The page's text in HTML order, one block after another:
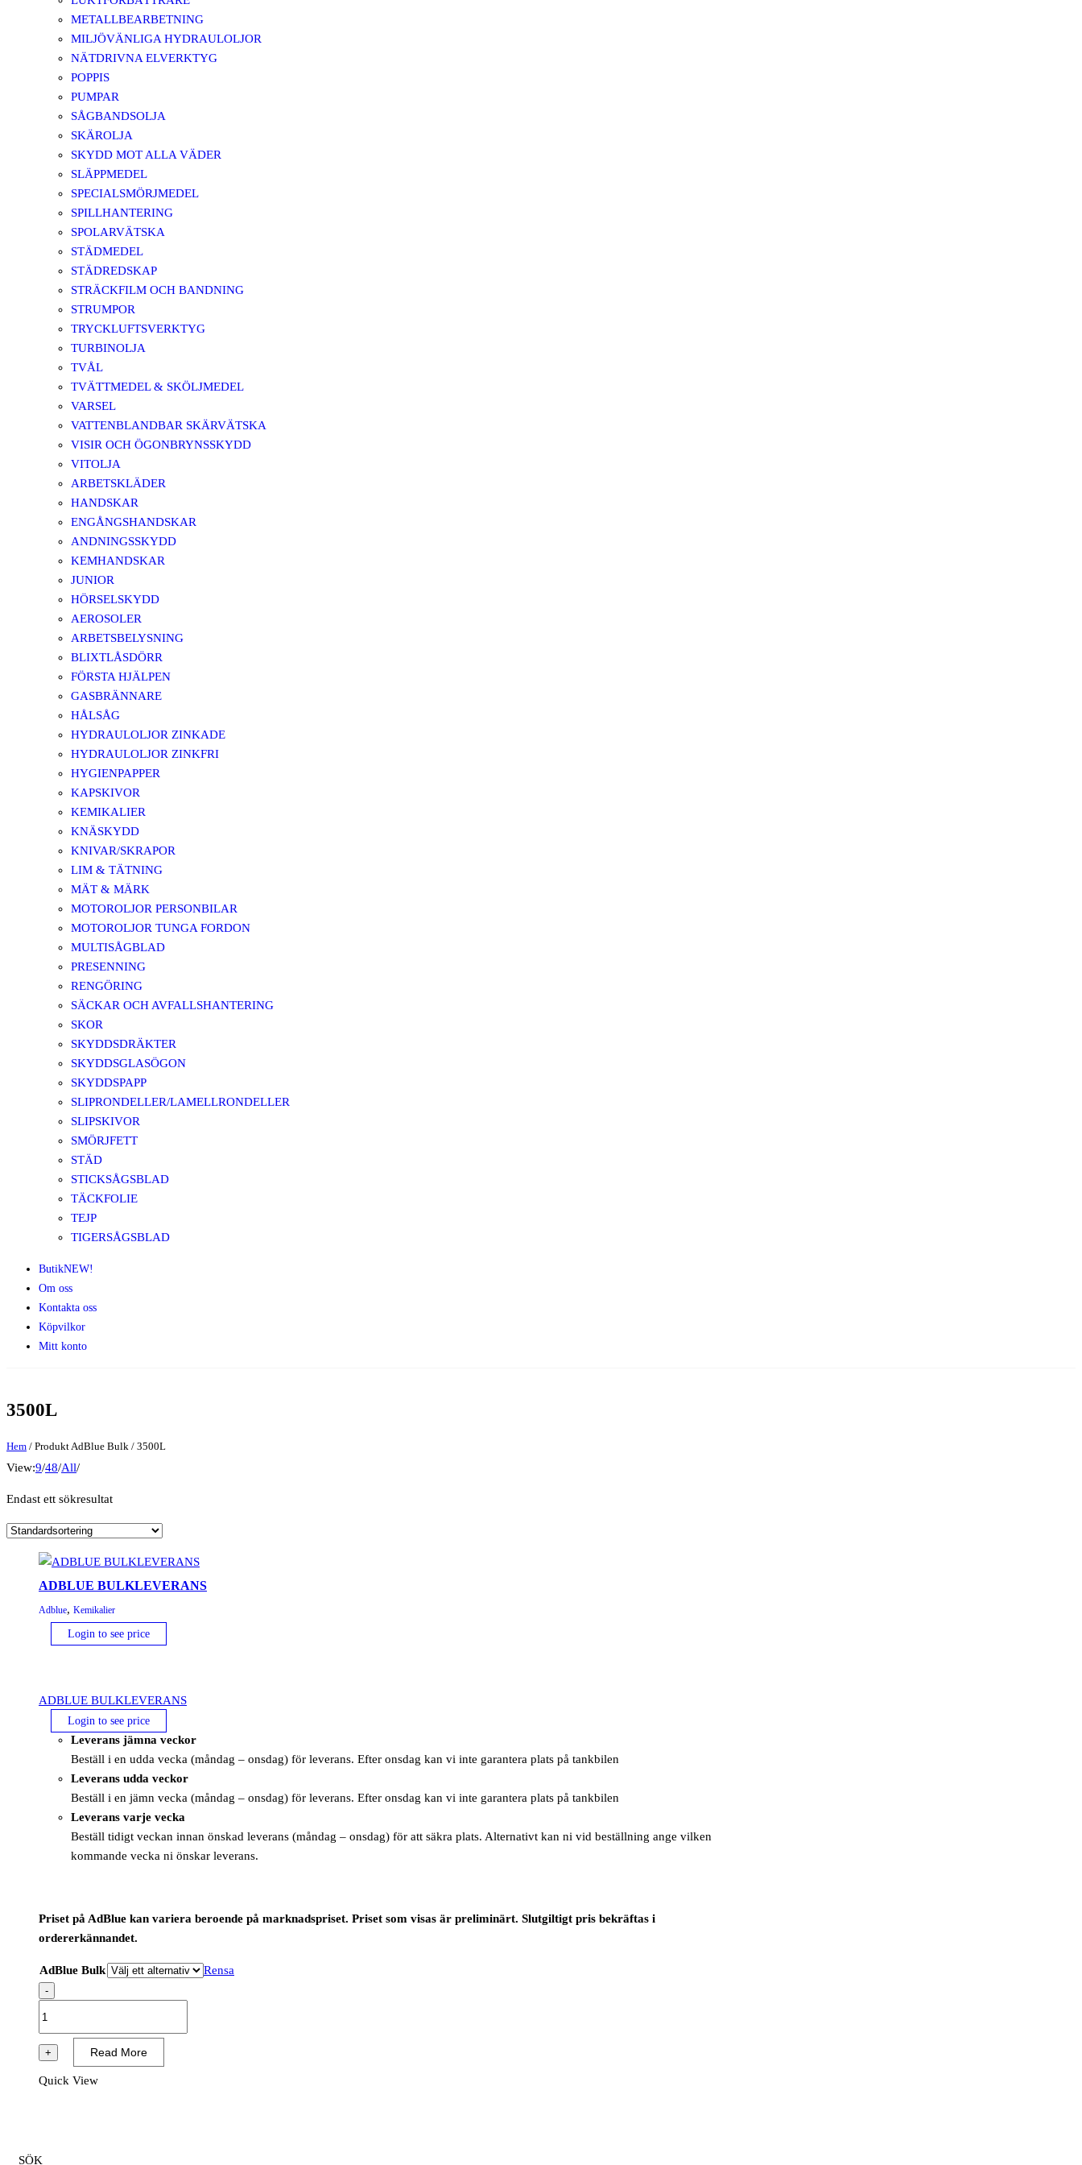
METALLBEARBETNING
MILJÖVÄNLIGA HYDRAULOLJOR
NÄTDRIVNA ELVERKTYG
POPPIS
PUMPAR
SÅGBANDSOLJA
SKÄROLJA
SKYDD MOT ALLA VÄDER
SLÄPPMEDEL
SPECIALSMÖRJMEDEL
SPILLHANTERING
SPOLARVÄTSKA
STÄDMEDEL
STÄDREDSKAP
STRÄCKFILM OCH BANDNING
STRUMPOR
TRYCKLUFTSVERKTYG
TURBINOLJA
TVÅL
TVÄTTMEDEL & SKÖLJMEDEL
VARSEL
VATTENBLANDBAR SKÄRVÄTSKA
VISIR OCH ÖGONBRYNSSKYDD
VITOLJA
ARBETSKLÄDER
HANDSKAR
ENGÅNGSHANDSKAR
ANDNINGSSKYDD
KEMHANDSKAR
JUNIOR
HÖRSELSKYDD
AEROSOLER
ARBETSBELYSNING
BLIXTLÅSDÖRR
FÖRSTA HJÄLPEN
GASBRÄNNARE
HÅLSÅG
HYDRAULOLJOR ZINKADE
HYDRAULOLJOR ZINKFRI
HYGIENPAPPER
KAPSKIVOR
KEMIKALIER
KNÄSKYDD
KNIVAR/SKRAPOR
LIM & TÄTNING
MÄT & MÄRK
MOTOROLJOR PERSONBILAR
MOTOROLJOR TUNGA FORDON
MULTISÅGBLAD
PRESENNING
RENGÖRING
SÄCKAR OCH AVFALLSHANTERING
SKOR
SKYDDSDRÄKTER
SKYDDSGLASÖGON
SKYDDSPAPP
SLIPRONDELLER/LAMELLRONDELLER
SLIPSKIVOR
SMÖRJFETT
STÄD
STICKSÅGSBLAD
TÄCKFOLIE
TEJP
TIGERSÅGSBLAD
ButikNEW!
Om oss
Kontakta oss
Köpvilkor
Mitt konto
3500L
Hem / Produkt AdBlue Bulk / 3500L
View:9/48/All/
Endast ett sökresultat
ADBLUE BULKLEVERANS
Adblue, Kemikalier
Login to see price
ADBLUE BULKLEVERANS
Login to see price
Leverans jämna veckor
Beställ i en udda vecka (måndag – onsdag) för leverans. Efter onsdag kan vi inte garantera plats på tankbilen
Leverans udda veckor
Beställ i en jämn vecka (måndag – onsdag) för leverans. Efter onsdag kan vi inte garantera plats på tankbilen
Leverans varje vecka
Beställ tidigt veckan innan önskad leverans (måndag – onsdag) för att säkra plats. Alternativt kan ni vid beställning ange vilken
kommande vecka ni önskar leverans.
Priset på AdBlue kan variera beroende på marknadspriset. Priset som visas är preliminärt. Slutgiltigt pris bekräftas i
ordererkännandet.
AdBlue Bulk Rensa
-
mängd
+ Read More
Quick View
SÖK